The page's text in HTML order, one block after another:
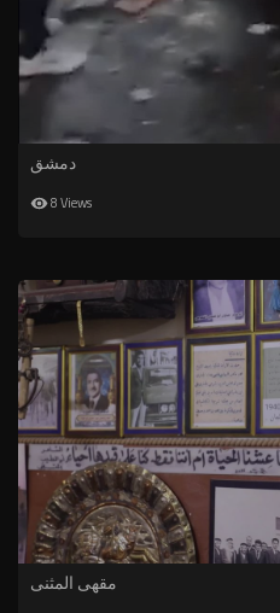
دمشق
8 Views
مقهى المثنى